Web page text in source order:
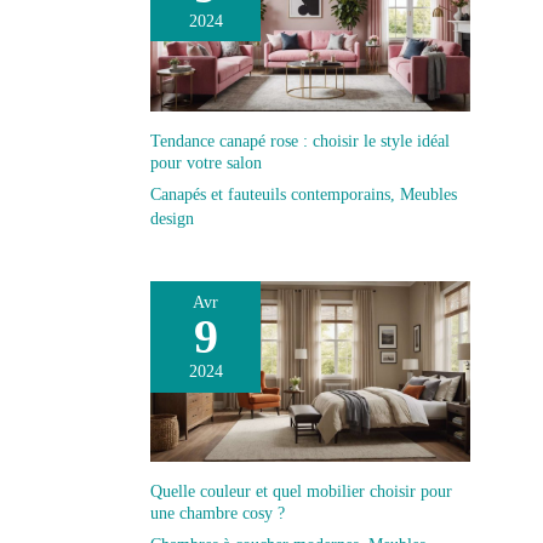
2024
Tendance canapé rose : choisir le style idéal
pour votre salon
Canapés et fauteuils contemporains, Meubles
design
Avr
9
2024
Quelle couleur et quel mobilier choisir pour
une chambre cosy ?